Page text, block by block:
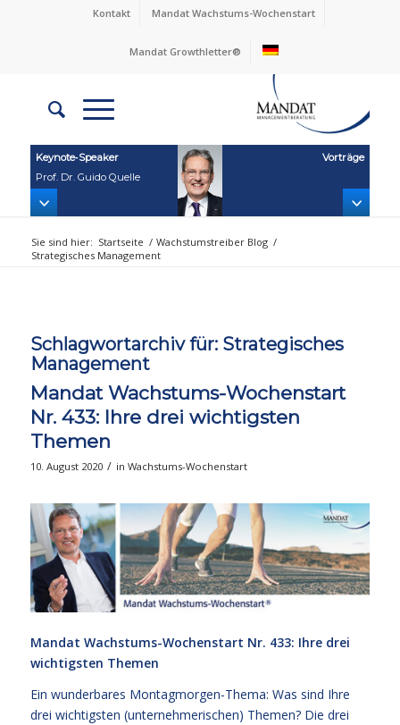
Kontakt Mandat Wachstums-Wochenstart
Mandat Growthletter®
Keynote‑Speaker
Prof. Dr. Guido Quelle
Vorträge
Sie sind hier: Startseite / Wachstumstreiber Blog /
Strategisches Management
Schlagwortarchiv für: Strategisches
Management
Mandat Wachstums-Wochenstart
Nr. 433: Ihre drei wichtigsten
Themen
10. August 2020 / in Wachstums-Wochenstart
Mandat Wachstums-Wochenstart Nr. 433: Ihre drei
wichtigsten Themen
Ein wunderbares Montagmorgen-Thema: Was sind Ihre
drei wichtigsten (unternehmerischen) Themen? Die drei